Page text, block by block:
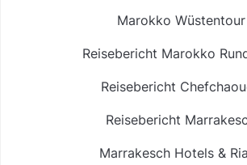
Marokko Wüstentour
Reisebericht Marokko
Reisebericht
Reisebericht
Marrakesch Hotels &